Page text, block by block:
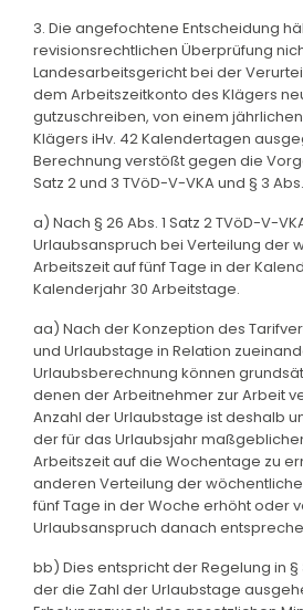
3. Die angefochtene Entscheidung
revisionsrechtlichen Überprüfung
Landesarbeitsgericht bei der
dem Arbeitszeitkonto des Klägers
gutzuschreiben, von einem
Klägers iHv. 42 Kalendertagen
Berechnung verstößt gegen die
Satz 2 und 3 TVöD-V-VKA und § 3 Abs.
a) Nach § 26 Abs. 1 Satz 2 TVöD-V-
Urlaubsanspruch bei Verteilung der
Arbeitszeit auf fünf Tage in der
Kalenderjahr 30 Arbeitstage.
aa) Nach der Konzeption des
und Urlaubstage in Relation
Urlaubsberechnung können
denen der Arbeitnehmer zur Arbeit
Anzahl der Urlaubstage ist deshalb
der für das Urlaubsjahr
Arbeitszeit auf die Wochentage zu
anderen Verteilung der
fünf Tage in der Woche erhöht oder
Urlaubsanspruch danach
bb) Dies entspricht der Regelung in §
der die Zahl der Urlaubstage